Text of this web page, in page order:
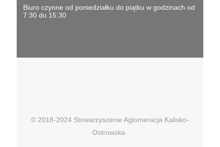
Biuro czynne od poniedziałku do piątku w godzinach od
7:30 do 15:30
© 2018-2024 Stowarzyszenie Aglomeracja Kalisko-
Ostrowska